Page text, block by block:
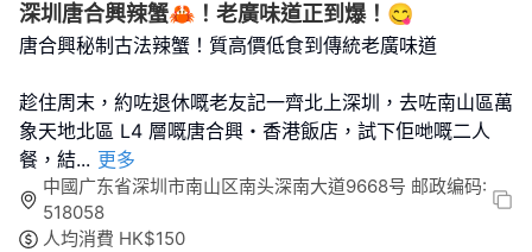
深圳唐合興辣蟹🦀！老廣味道正到爆！😋
唐合興秘制古法辣蟹！質高價低食到傳統老廣味道
趁住周末，約咗退休嘅老友記一齊北上深圳，去咗南山區萬
象天地北區 L4 層嘅唐合興・香港飯店，試下佢哋嘅二人
餐，結... 更多
中國广东省深圳市南山区南头深南大道9668号 邮政编码:
518058
人均消費 HK$150